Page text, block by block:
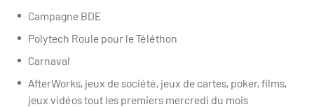
Campagne BDE​
Polytech Roule pour le Téléthon
Carnaval
AfterWorks, jeux de société, jeux de cartes, poker, films,
jeux vidéos tout les premiers mercredi du mois